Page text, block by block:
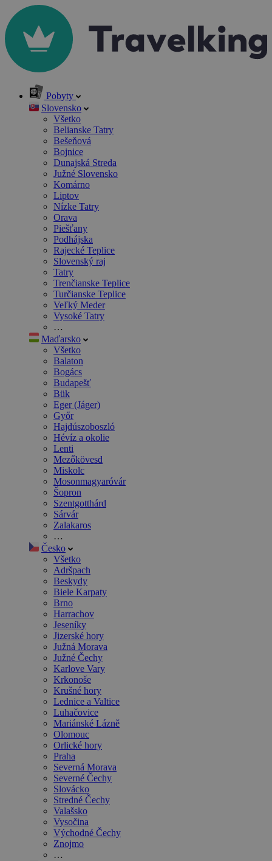
Pobyty
Slovensko
Všetko
Belianske Tatry
Bešeňová
Bojnice
Dunajská Streda
Južné Slovensko
Komárno
Liptov
Nízke Tatry
Orava
Piešťany
Podhájska
Rajecké Teplice
Slovenský raj
Tatry
Trenčianske Teplice
Turčianske Teplice
Veľký Meder
Vysoké Tatry
…
Maďarsko
Všetko
Balaton
Bogács
Budapešť
Bük
Eger (Jáger)
Győr
Hajdúszoboszló
Hévíz a okolie
Lenti
Mezőkövesd
Miskolc
Mosonmagyaróvár
Šopron
Szentgotthárd
Sárvár
Zalakaros
…
Česko
Všetko
Adršpach
Beskydy
Biele Karpaty
Brno
Harrachov
Jeseníky
Jizerské hory
Južná Morava
Južné Čechy
Karlove Vary
Krkonoše
Krušné hory
Lednice a Valtice
Luhačovice
Mariánské Lázně
Olomouc
Orlické hory
Praha
Severná Morava
Severné Čechy
Slovácko
Stredné Čechy
Valašsko
Vysočina
Východné Čechy
Znojmo
…